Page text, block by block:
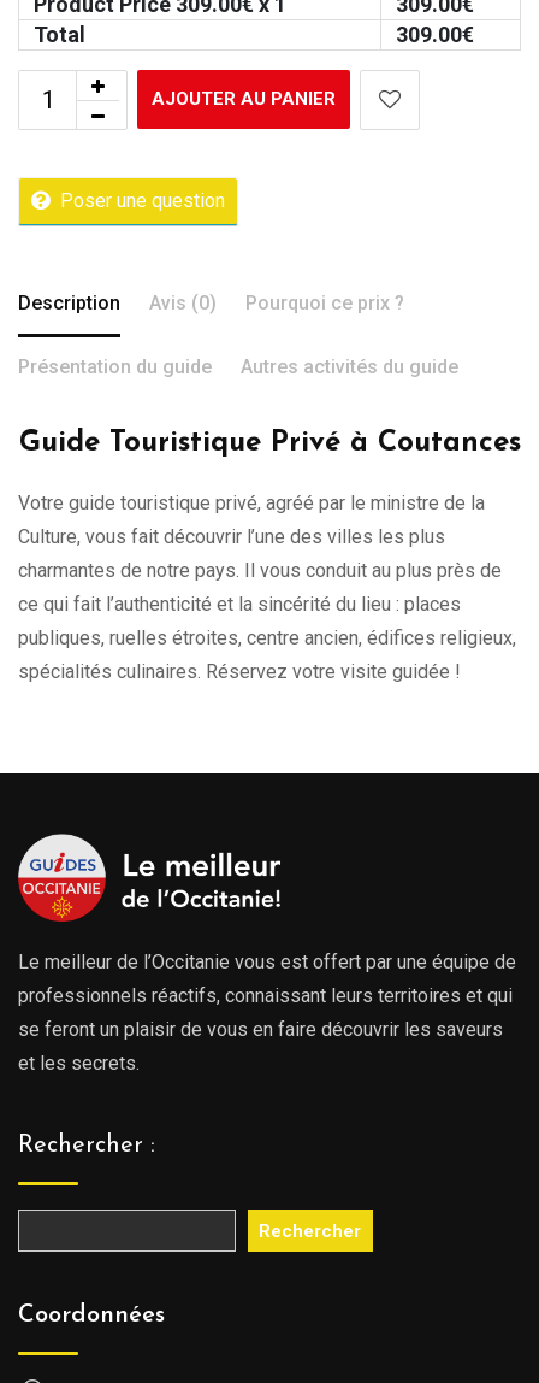
Total
309.00€
AJOUTER AU PANIER
Poser une question
Description Avis (0) Pourquoi ce prix ?
Présentation du guide Autres activités du guide
Guide Touristique Privé à Coutances
Votre guide touristique privé, agréé par le ministre de la
Culture, vous fait découvrir l’une des villes les plus
charmantes de notre pays. Il vous conduit au plus près de
ce qui fait l’authenticité et la sincérité du lieu : places
publiques, ruelles étroites, centre ancien, édifices religieux,
spécialités culinaires. Réservez votre visite guidée !
Le meilleur de l’Occitanie vous est offert par une équipe de
professionnels réactifs, connaissant leurs territoires et qui
se feront un plaisir de vous en faire découvrir les saveurs
et les secrets.
Rechercher :
Rechercher
Coordonnées